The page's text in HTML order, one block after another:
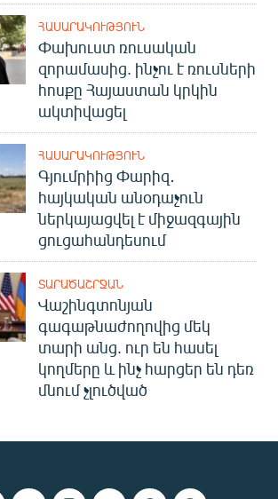
ՀԱՍԱՐԱԿՈՒԹՅՈՒՆ
Փախուստ ռուսական
զորամասից. ինչու է ռուսների
հոսքը Հայաստան կրկին
ակտիվացել
ՀԱՍԱՐԱԿՈՒԹՅՈՒՆ
Գյումրիից Փարիզ․
հայկական անօդաչուն
ներկայացվել է միջազգային
ցուցահանդեսում
ՏԱՐԱԾԱՇՐՋԱՆ
Վաշինգտոնյան
գագաթնաժողովից մեկ
տարի անց. ուր են հասել
կողմերը և ինչ հարցեր են դեռ
մնում չլուծված